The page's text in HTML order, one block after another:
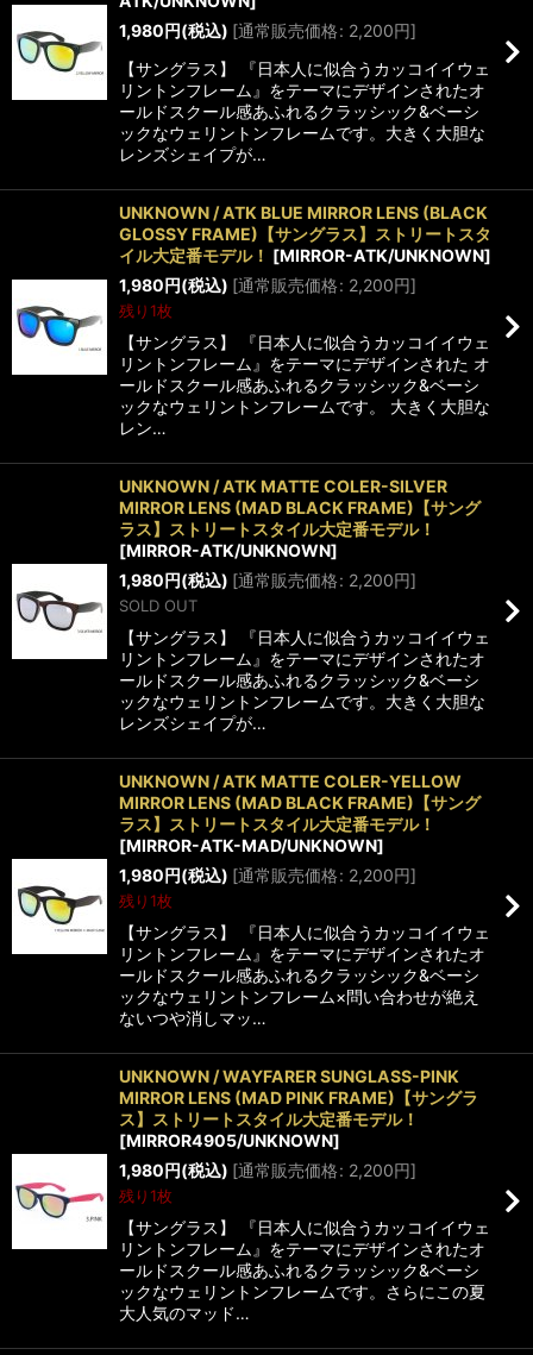
1,980円(税込) [通常販売価格: 2,200円]
【サングラス】 『日本人に似合うカッコイイウェ
リントンフレーム』をテーマにデザインされたオ
ールドスクール感あふれるクラッシック&ベーシ
ックなウェリントンフレームです。大きく大胆な
レンズシェイプが…
UNKNOWN / ATK BLUE MIRROR LENS (BLACK
GLOSSY FRAME)【サングラス】ストリートスタ
イル大定番モデル！ [MIRROR-ATK/UNKNOWN]
1,980円(税込) [通常販売価格: 2,200円]
残り1枚
【サングラス】 『日本人に似合うカッコイイウェ
リントンフレーム』をテーマにデザインされた オ
ールドスクール感あふれるクラッシック&ベーシ
ックなウェリントンフレームです。 大きく大胆な
レン…
UNKNOWN / ATK MATTE COLER-SILVER
MIRROR LENS (MAD BLACK FRAME)【サング
ラス】ストリートスタイル大定番モデル！
[MIRROR-ATK/UNKNOWN]
1,980円(税込) [通常販売価格: 2,200円]
SOLD OUT
【サングラス】 『日本人に似合うカッコイイウェ
リントンフレーム』をテーマにデザインされたオ
ールドスクール感あふれるクラッシック&ベーシ
ックなウェリントンフレームです。大きく大胆な
レンズシェイプが…
UNKNOWN / ATK MATTE COLER-YELLOW
MIRROR LENS (MAD BLACK FRAME)【サング
ラス】ストリートスタイル大定番モデル！
[MIRROR-ATK-MAD/UNKNOWN]
1,980円(税込) [通常販売価格: 2,200円]
残り1枚
【サングラス】 『日本人に似合うカッコイイウェ
リントンフレーム』をテーマにデザインされたオ
ールドスクール感あふれるクラッシック&ベーシ
ックなウェリントンフレーム×問い合わせが絶え
ないつや消しマッ…
UNKNOWN / WAYFARER SUNGLASS-PINK
MIRROR LENS (MAD PINK FRAME)【サングラ
ス】ストリートスタイル大定番モデル！
[MIRROR4905/UNKNOWN]
1,980円(税込) [通常販売価格: 2,200円]
残り1枚
【サングラス】 『日本人に似合うカッコイイウェ
リントンフレーム』をテーマにデザインされたオ
ールドスクール感あふれるクラッシック&ベーシ
ックなウェリントンフレームです。さらにこの夏
大人気のマッド…